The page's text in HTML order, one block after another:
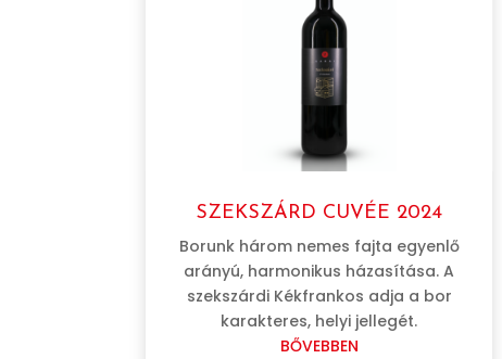
SZEKSZÁRD CUVÉE 2024
Borunk három nemes fajta egyenlő
arányú, harmonikus házasítása. A
szekszárdi Kékfrankos adja a bor
karakteres, helyi jellegét.
BŐVEBBEN